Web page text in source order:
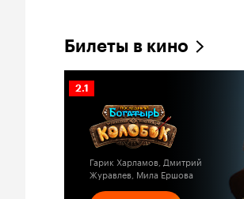
Билеты в кино
Рейтинг
Кинопоиска
2.1
Гарик Харламов, Дмитрий
Журавлев, Мила Ершова